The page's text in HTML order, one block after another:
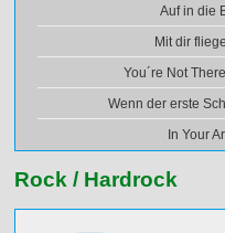
Auf in die
Mit dir
You´re Not
Wenn der erste
In Your
Rock / Hardrock